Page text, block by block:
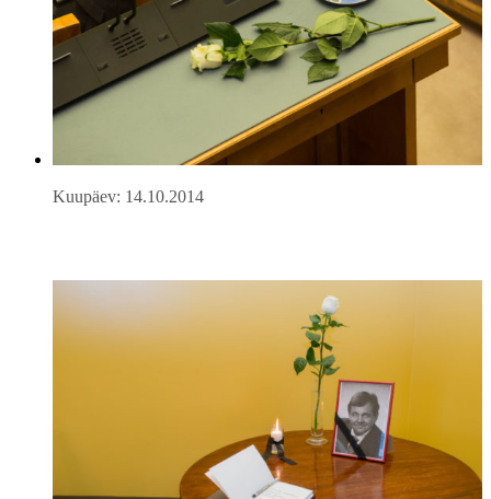
Kuupäev: 14.10.2014